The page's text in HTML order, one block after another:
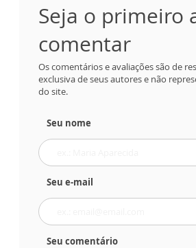
Seja o primeiro
comentar
Os comentários e avaliações são de
exclusiva de seus autores e não
do site.
Seu nome
Seu e-mail
Seu comentário